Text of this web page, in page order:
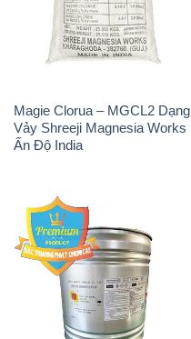
Magie Clorua – MGCL2 Dạng
Vảy Shreeji Magnesia Works
Ấn Độ India